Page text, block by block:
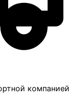
компанией